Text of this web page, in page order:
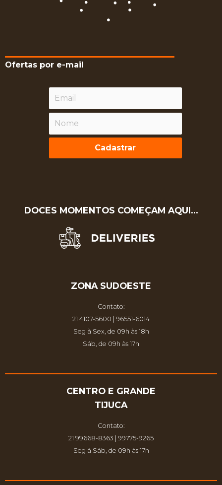
Ofertas por e-mail
Cadastrar
DOCES MOMENTOS COMEÇAM AQUI…
ZONA SUDOESTE
Contato:
21 4107-5600 | 96551-6014
Seg à Sex, de 09h às 18h
Sáb, de 09h às 17h
CENTRO E GRANDE
TIJUCA
Contato:
21 99668-8363 | 99775-9265
Seg à Sáb, de 09h às 17h